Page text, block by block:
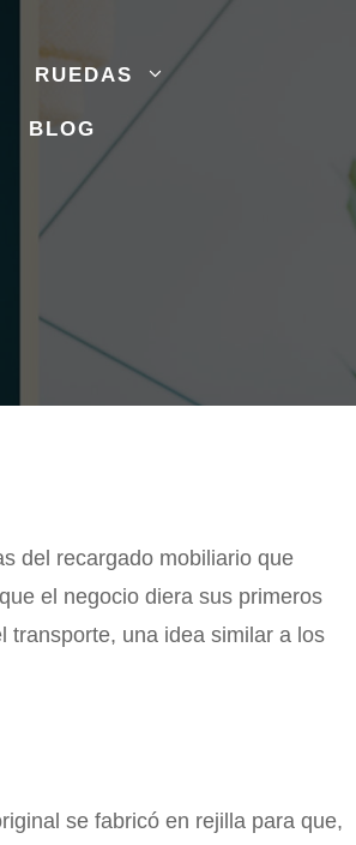
RUEDAS
BLOG
del recargado mobiliario que
el negocio diera sus primeros
transporte, una idea similar a los
se fabricó en rejilla para que,